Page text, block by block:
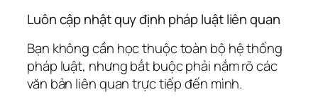
Luôn cập nhật quy định pháp luật liên quan
Bạn không cần học thuộc toàn bộ hệ thống
pháp luật, nhưng bắt buộc phải nắm rõ các
văn bản liên quan trực tiếp đến mình.